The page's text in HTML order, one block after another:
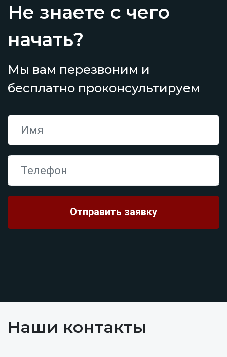
Не знаете с чего
начать?
Мы вам перезвоним и
бесплатно проконсультируем
Наши контакты